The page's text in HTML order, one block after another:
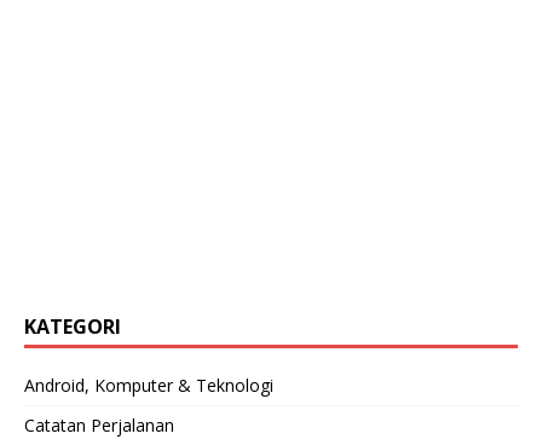
KATEGORI
Android, Komputer & Teknologi
Catatan Perjalanan